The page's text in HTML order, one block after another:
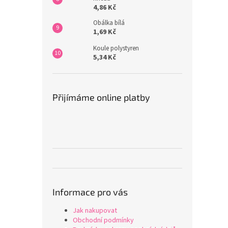
4,86 Kč
Obálka bílá
1,69 Kč
Koule polystyren
5,34 Kč
Přijímáme online platby
Informace pro vás
Jak nakupovat
Obchodní podmínky